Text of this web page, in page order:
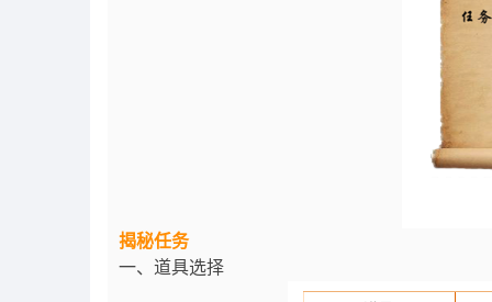
揭秘任务
一、道具选择